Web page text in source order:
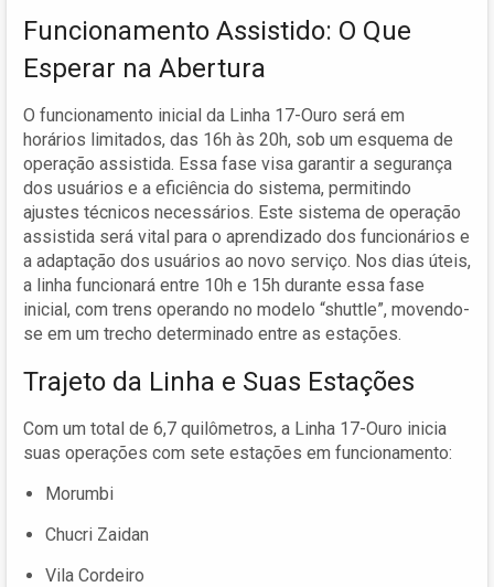
Funcionamento Assistido: O Que
Esperar na Abertura
O funcionamento inicial da Linha 17-Ouro será em
horários limitados, das 16h às 20h, sob um esquema de
operação assistida. Essa fase visa garantir a segurança
dos usuários e a eficiência do sistema, permitindo
ajustes técnicos necessários. Este sistema de operação
assistida será vital para o aprendizado dos funcionários e
a adaptação dos usuários ao novo serviço. Nos dias úteis,
a linha funcionará entre 10h e 15h durante essa fase
inicial, com trens operando no modelo “shuttle”, movendo-
se em um trecho determinado entre as estações.
Trajeto da Linha e Suas Estações
Com um total de 6,7 quilômetros, a Linha 17-Ouro inicia
suas operações com sete estações em funcionamento:
Morumbi
Chucri Zaidan
Vila Cordeiro